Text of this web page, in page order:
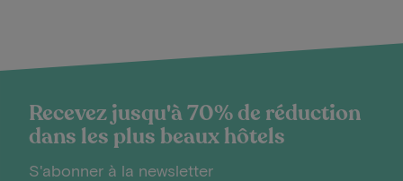
Recevez jusqu'à 70% de réduction
dans les plus beaux hôtels
S'abonner à la newsletter